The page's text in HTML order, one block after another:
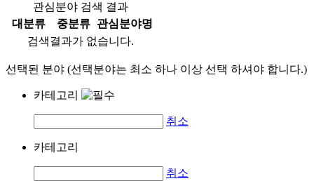
관심분야 검색 결과
대분류
중분류
관심분야명
검색결과가 없습니다.
선택된 분야 (선택분야는 최소 하나 이상 선택 하셔야 합니다.)
카테고리
취소
카테고리
취소